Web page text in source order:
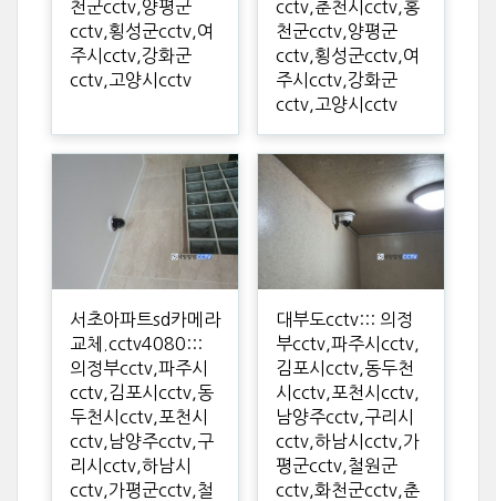
천군cctv,양평군
cctv,횡성군cctv,여
주시cctv,강화군
cctv,고양시cctv
cctv,춘천시cctv,홍
천군cctv,양평군
cctv,횡성군cctv,여
주시cctv,강화군
cctv,고양시cctv
서초아파트sd카메라
교체.cctv4080:::
의정부cctv,파주시
cctv,김포시cctv,동
두천시cctv,포천시
cctv,남양주cctv,구
리시cctv,하남시
cctv,가평군cctv,철
대부도cctv::: 의정
부cctv,파주시cctv,
김포시cctv,동두천
시cctv,포천시cctv,
남양주cctv,구리시
cctv,하남시cctv,가
평군cctv,철원군
cctv,화천군cctv,춘